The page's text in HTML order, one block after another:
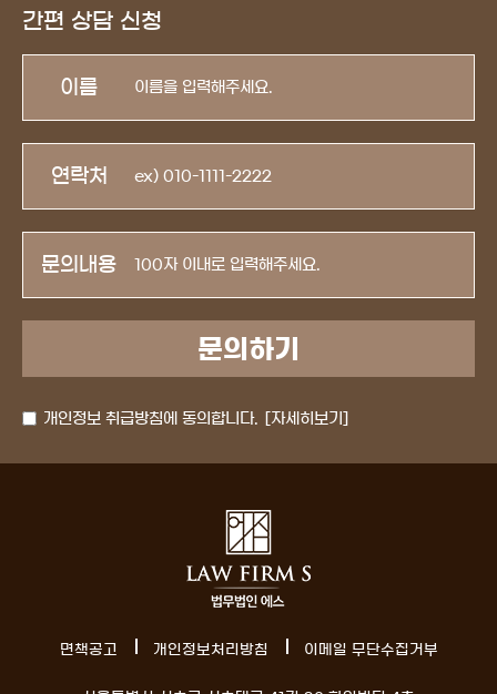
간편 상담 신청
이름
연락처
문의내용
개인정보 취급방침에 동의합니다. [자세히보기]
면책공고 개인정보처리방침 이메일 무단수집거부